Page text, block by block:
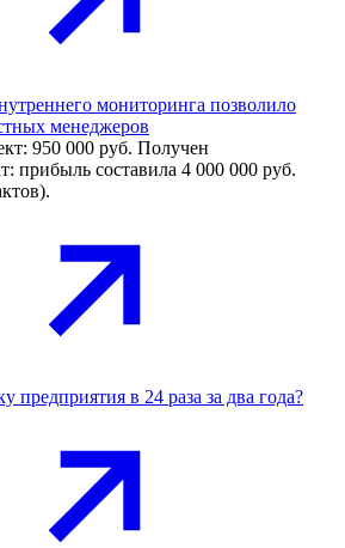
мониторинга позволило
менеджеров
950 000 руб. Получен
прибыль составила 4 000 000 руб.
предприятия в 24 раза за два года?